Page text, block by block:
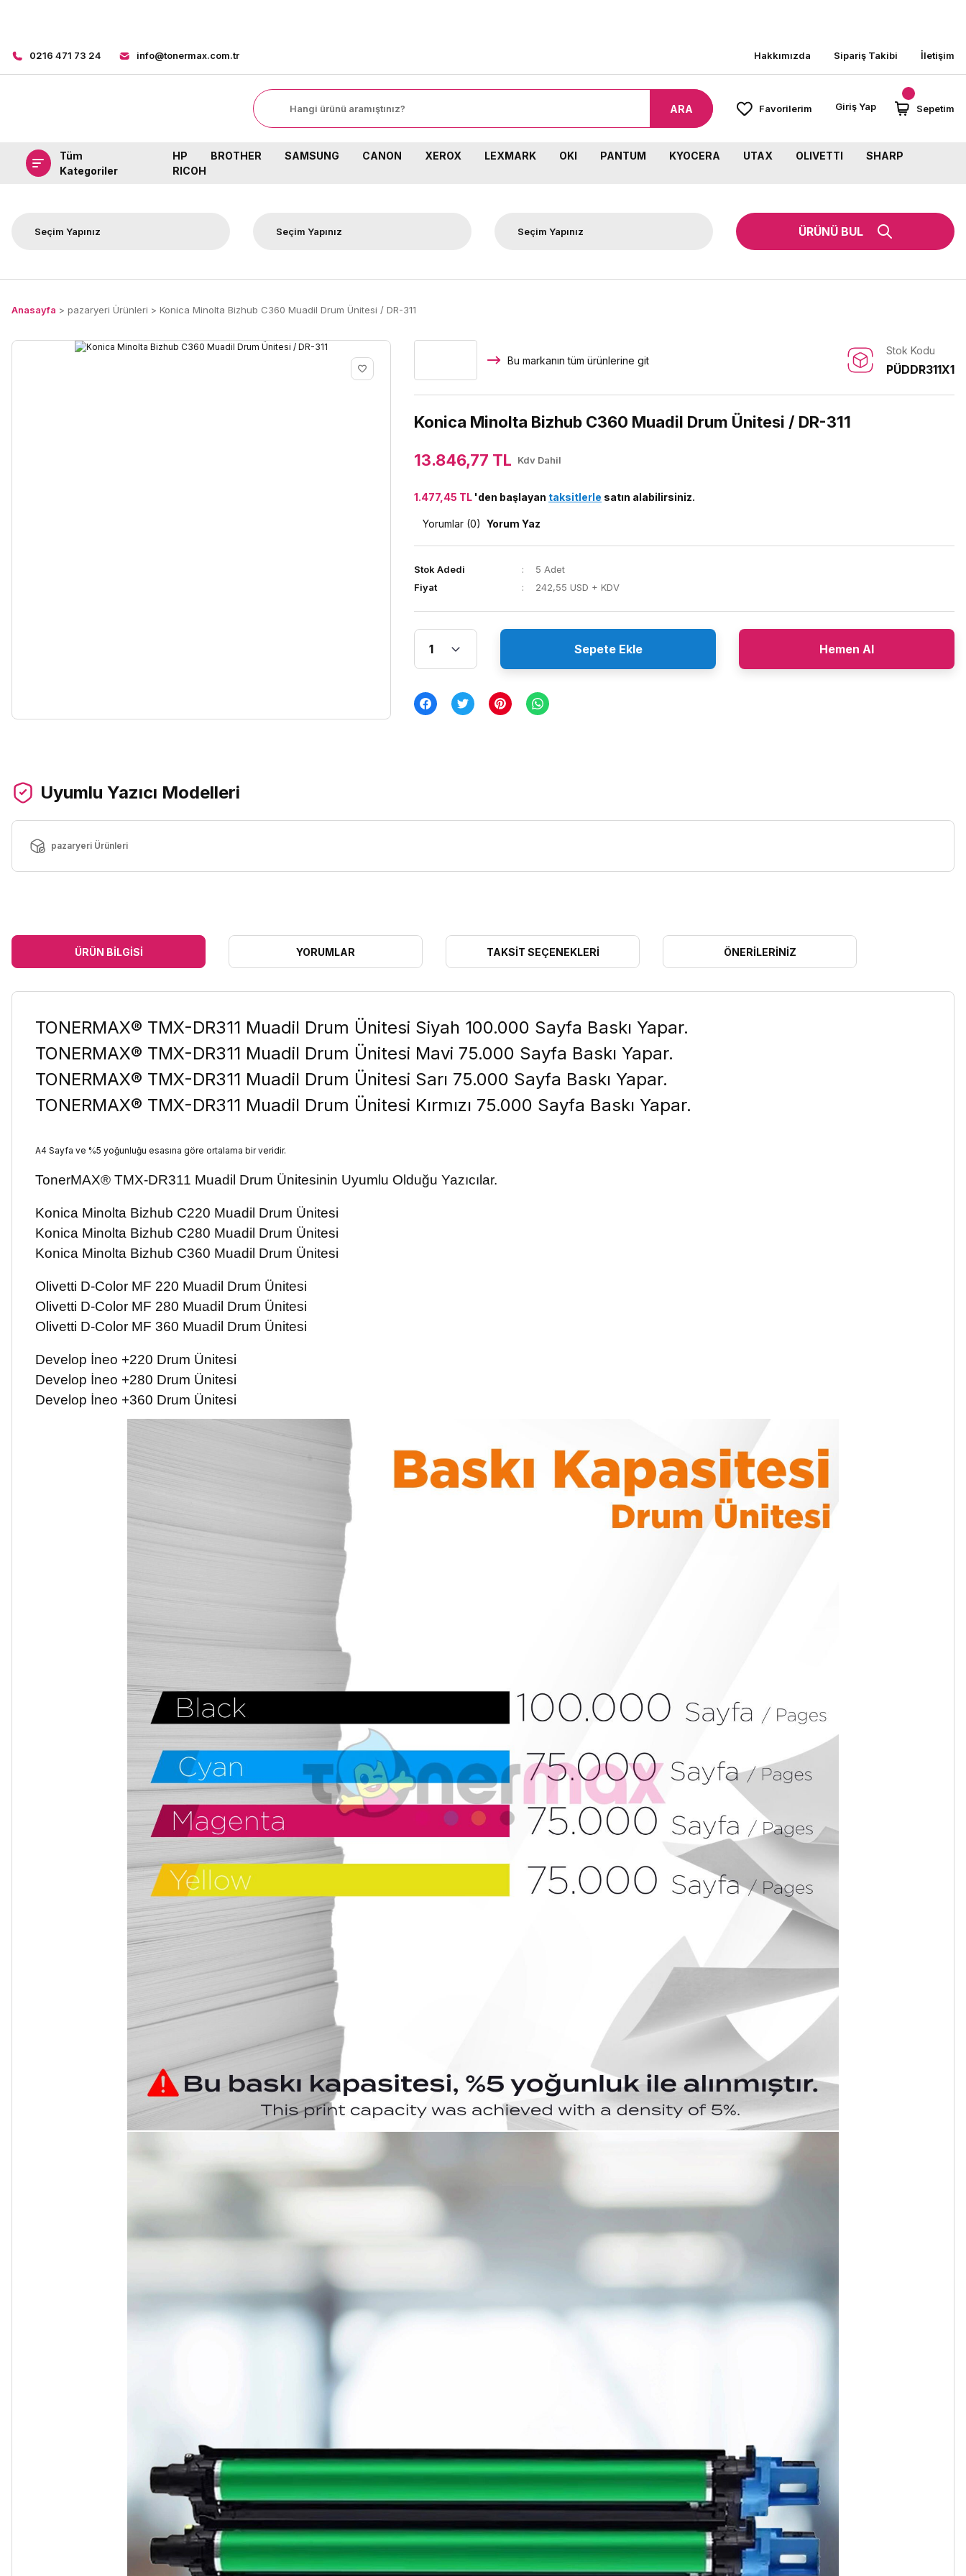
0216 471 73 24 info@tonermax.com.tr Hakkımızda Sipariş Takibi İletişim
ARA Favorilerim Giriş Yap Sepetim
Tüm
Kategoriler
HP BROTHER SAMSUNG CANON XEROX LEXMARK OKI PANTUM KYOCERA UTAX OLIVETTI
SHARP
RICOH
ÜRÜNÜ BUL
Anasayfa pazaryeri Ürünleri Konica Minolta Bizhub C360 Muadil Drum Ünitesi / DR-311
Bu markanın tüm ürünlerine git
Stok Kodu
PÜDDR311X1
Konica Minolta Bizhub C360 Muadil Drum Ünitesi / DR-311
13.846,77 TL Kdv Dahil
1.477,45 TL 'den başlayan taksitlerle satın alabilirsiniz.
Yorumlar (0) Yorum Yaz
Stok Adedi
5 Adet
Fiyat
242,55 USD + KDV
Sepete Ekle Hemen Al
Uyumlu Yazıcı Modelleri
pazaryeri Ürünleri
ÜRÜN BILGISI YORUMLAR TAKSIT SEÇENEKLERI ÖNERILERINIZ
TONERMAX® TMX-DR311 Muadil Drum Ünitesi Siyah 100.000 Sayfa Baskı Yapar.
TONERMAX® TMX-DR311 Muadil Drum Ünitesi Mavi 75.000 Sayfa Baskı Yapar.
TONERMAX® TMX-DR311 Muadil Drum Ünitesi Sarı 75.000 Sayfa Baskı Yapar.
TONERMAX® TMX-DR311 Muadil Drum Ünitesi Kırmızı 75.000 Sayfa Baskı Yapar.
A4 Sayfa ve %5 yoğunluğu esasına göre ortalama bir veridir.
TonerMAX® TMX-DR311 Muadil Drum Ünitesinin Uyumlu Olduğu Yazıcılar.
Konica Minolta Bizhub C220 Muadil Drum Ünitesi
Konica Minolta Bizhub C280 Muadil Drum Ünitesi
Konica Minolta Bizhub C360 Muadil Drum Ünitesi
Olivetti D-Color MF 220 Muadil Drum Ünitesi
Olivetti D-Color MF 280 Muadil Drum Ünitesi
Olivetti D-Color MF 360 Muadil Drum Ünitesi
Develop İneo +220 Drum Ünitesi
Develop İneo +280 Drum Ünitesi
Develop İneo +360 Drum Ünitesi